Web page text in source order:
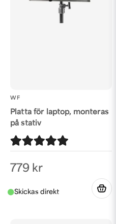
WF
Platta för laptop, monteras
på stativ
779 kr